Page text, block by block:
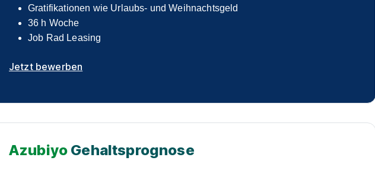
Gratifikationen wie Urlaubs- und Weihnachtsgeld
36 h Woche
Job Rad Leasing
Jetzt bewerben
Azubiyo Gehaltsprognose